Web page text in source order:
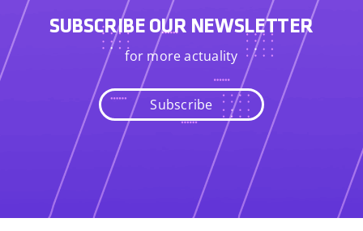
SUBSCRIBE OUR NEWSLETTER
for more actuality
Subscribe